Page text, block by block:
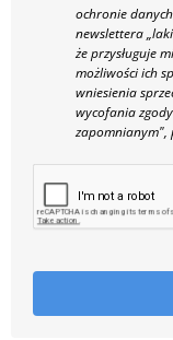
ochronie
newslettera
że przysługuje
możliwości ich
wniesienia
wycofania
zapomnianym",